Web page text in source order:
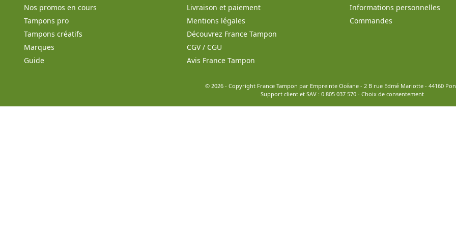
Nos promos en cours
Tampons pro
Tampons créatifs
Marques
Guide
Livraison et paiement
Mentions légales
Découvrez France Tampon
CGV / CGU
Avis France Tampon
Informations personnelles
Commandes
© 2026 - Copyright France Tampon par Empreinte Océane - 2 B rue Edmé Mariotte - 44160
Support client et SAV : 0 805 037 570- Choix de consentement